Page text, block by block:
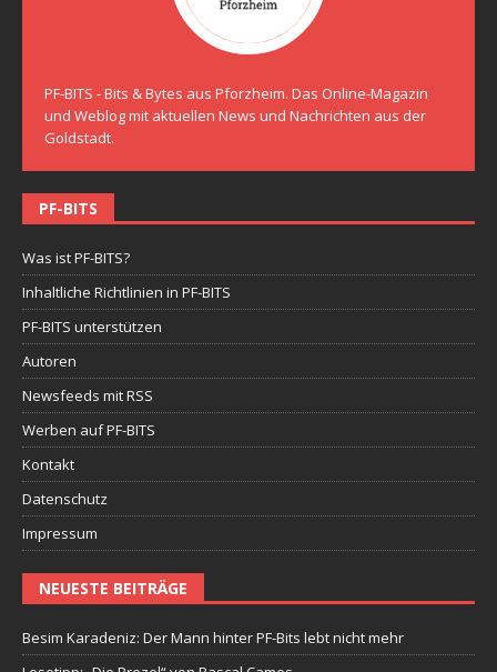
PF-BITS - Bits & Bytes aus Pforzheim. Das Online-Magazin
und Weblog mit aktuellen News und Nachrichten aus der
Goldstadt.
PF-BITS
Was ist PF-BITS?
Inhaltliche Richtlinien in PF-BITS
PF-BITS unterstützen
Autoren
Newsfeeds mit RSS
Werben auf PF-BITS
Kontakt
Datenschutz
Impressum
NEUESTE BEITRÄGE
Besim Karadeniz: Der Mann hinter PF-Bits lebt nicht mehr